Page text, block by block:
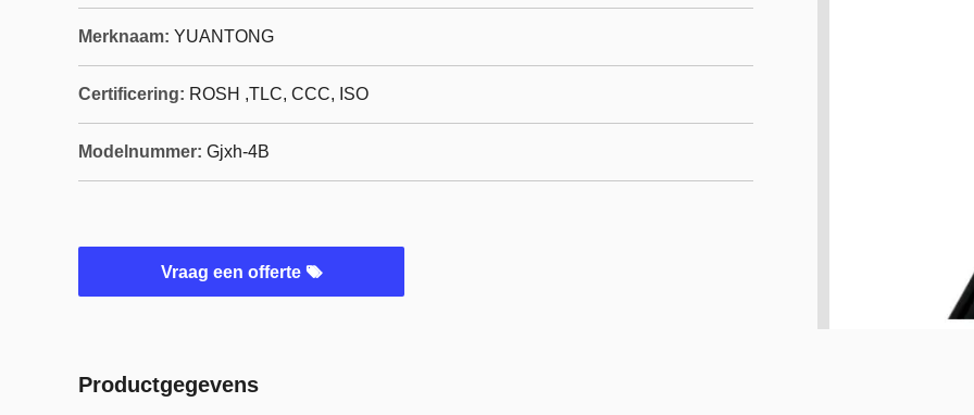
Merknaam: YUANTONG
Certificering: ROSH ,TLC, CCC, ISO
Modelnummer: Gjxh-4B
Vraag een offerte
Productgegevens